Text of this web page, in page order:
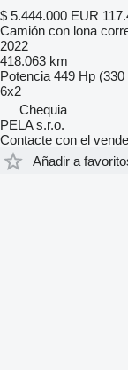
$ 5.444.000 EUR
Camión con lona
2022
418.063 km
Potencia 449 Hp (330
6x2
Chequia
PELA s.r.o.
Contacte con el
Añadir a